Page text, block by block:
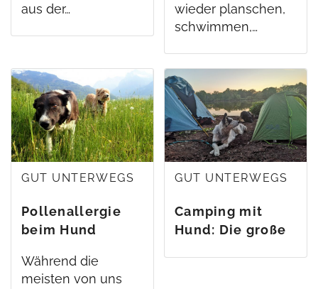
aus der…
wieder planschen,
schwimmen,…
GUT UNTERWEGS
Pollenallergie
beim Hund
Während die
meisten von uns
GUT UNTERWEGS
Camping mit
Hund: Die große